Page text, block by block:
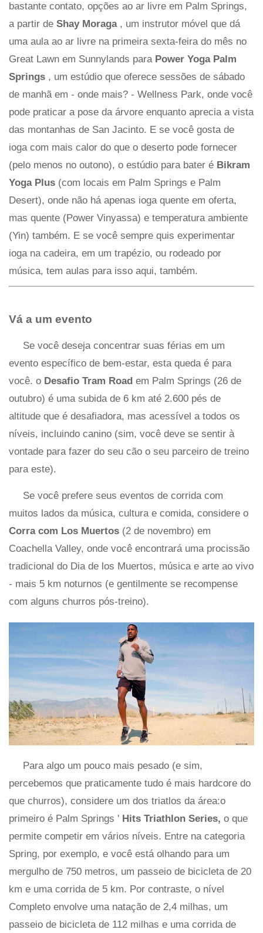
bastante contato, opções ao ar livre em Palm Springs,
a partir de Shay Moraga , um instrutor móvel que dá
uma aula ao ar livre na primeira sexta-feira do mês no
Great Lawn em Sunnylands para Power Yoga Palm
Springs , um estúdio que oferece sessões de sábado
de manhã em - onde mais? - Wellness Park, onde você
pode praticar a pose da árvore enquanto aprecia a vista
das montanhas de San Jacinto. E se você gosta de
ioga com mais calor do que o deserto pode fornecer
(pelo menos no outono), o estúdio para bater é Bikram
Yoga Plus (com locais em Palm Springs e Palm
Desert), onde não há apenas ioga quente em oferta,
mas quente (Power Vinyassa) e temperatura ambiente
(Yin) também. E se você sempre quis experimentar
ioga na cadeira, em um trapézio, ou rodeado por
música, tem aulas para isso aqui, também.
Vá a um evento
Se você deseja concentrar suas férias em um
evento específico de bem-estar, esta queda é para
você. o Desafio Tram Road em Palm Springs (26 de
outubro) é uma subida de 6 km até 2.600 pés de
altitude que é desafiadora, mas acessível a todos os
níveis, incluindo canino (sim, você deve se sentir à
vontade para fazer do seu cão o seu parceiro de treino
para este).
Se você prefere seus eventos de corrida com
muitos lados da música, cultura e comida, considere o
Corra com Los Muertos (2 de novembro) em
Coachella Valley, onde você encontrará uma procissão
tradicional do Dia de los Muertos, música e arte ao vivo
- mais 5 km noturnos (e gentilmente se recompense
com alguns churros pós-treino).
Para algo um pouco mais pesado (e sim,
percebemos que praticamente tudo é mais hardcore do
que churros), considere um dos triatlos da área:o
primeiro é Palm Springs ' Hits Triathlon Series, o que
permite competir em vários níveis. Entre na categoria
Spring, por exemplo, e você está olhando para um
mergulho de 750 metros, um passeio de bicicleta de 20
km e uma corrida de 5 km. Por contraste, o nível
Completo envolve uma natação de 2,4 milhas, um
passeio de bicicleta de 112 milhas e uma corrida de